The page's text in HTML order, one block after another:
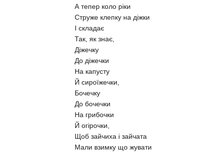
А тепер коло ріки
Струже клепку на діжки
І складає
Так, як знає,
Діжечку
До діжечки
На капусту
Й сироїжечки,
Бочечку
До бочечки
На грибочки
Й огірочки,
Щоб зайчиха і зайчата
Мали взимку що жувати